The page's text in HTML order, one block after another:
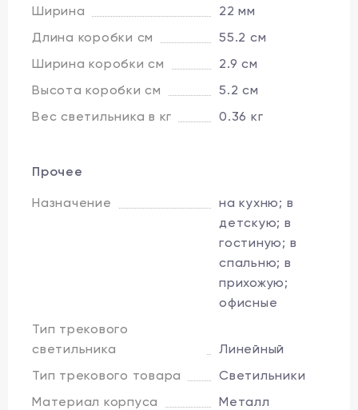
Ширина
22 мм
Длина коробки см
55.2 см
Ширина коробки см
2.9 см
Высота коробки см
5.2 см
Вес светильника в кг
0.36 кг
Прочее
Назначение
на кухню; в
детскую; в
гостиную; в
спальню; в
прихожую;
офисные
Тип трекового
светильника
Линейный
Тип трекового товара
Светильники
Материал корпуса
Металл